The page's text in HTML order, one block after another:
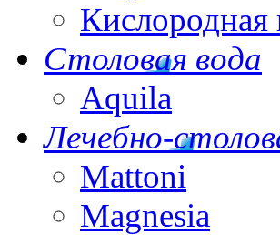
Кислородная
Столовая вода
Aquila
Лечебно-
Mattoni
Magnesia